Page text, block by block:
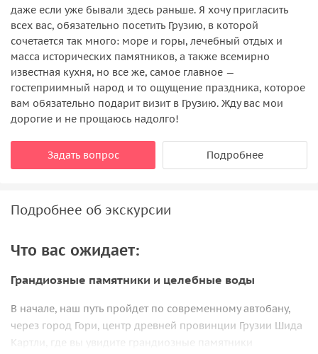
даже если уже бывали здесь раньше. Я хочу пригласить
всех вас, обязательно посетить Грузию, в которой
сочетается так много: море и горы, лечебный отдых и
масса исторических памятников, а также всемирно
известная кухня, но все же, самое главное —
гостеприимный народ и то ощущение праздника, которое
вам обязательно подарит визит в Грузию. Жду вас мои
дорогие и не прощаюсь надолго!
Задать вопрос Подробнее
Подробнее об экскурсии
Что вас ожидает:
Грандиозные памятники и целебные воды
В начале, наш путь пройдет по современному автобану,
через город Гори, центр древней провинции Грузии Шида
Картли, где вы увидите грандиозные памятники